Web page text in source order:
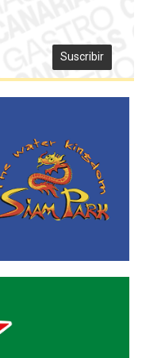
Suscribir